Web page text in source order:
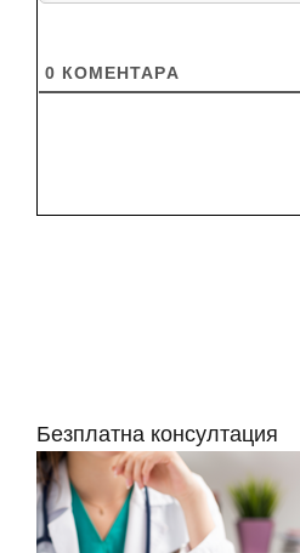
0 КОМЕНТАРA
Безплатна консултация